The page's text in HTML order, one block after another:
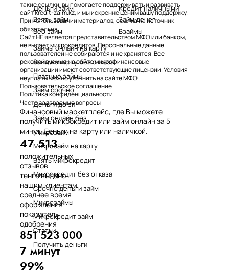
Деньги займ
Взять займ
Веб займ
Кредит наличными
Займ денег
Взаймы
Займы онлайн на карту
Займ на карту без отказа
Платные займы
Займ срочно
Деньги до зп
Займ онлайн без
Микрозайм
Микрозайм на карту
Взять микрокредит
Микрокредит без отказа
Срочно деньги займ
Микрозаймы
Микрокредит займ
Статьи
Получить деньги
такие ссылки, вы помогаете поддерживать и развивать
сайт kredit-zaim.kz, и мы искренне ценим вашу поддержку.
При использовании материалов, ссылка на источник
обязательна.
Сайт НЕ является представительством МФО или банком,
не выдает микрокредитов. Персональные данные
пользователей не собираются и не хранятся. Все
рекомендуемые на сайте микрофинансовые
организации имеют соответствующие лицензии. Условия
неуплаты можно уточнить на сайте МФО.
Пользовательское соглашение
Политика конфиденциальности
Часто задаваемые вопросы
Финансовый маркетплейс, где Вы можете
получить микрокредит или займ онлайн за 5
минут. Деньги на карту или наличкой.
47 513
положительных
отзывов
тенге выдано
нашим клиентам
среднее время
оформления
показатель
одобрения
851 523 000
7 минут
99%